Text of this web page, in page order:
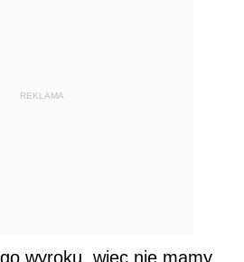
REKLAMA
wyroku, więc nie mamy